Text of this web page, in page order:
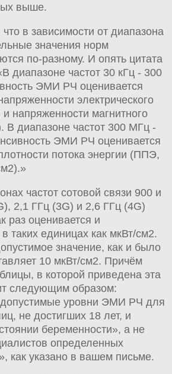
выше.
в зависимости от диапазона
значения норм
по-разному. И опять цитата
диапазоне частот 30 кГц - 300
ЭМИ РЧ оценивается
электрического
напряженности магнитного
В диапазоне частот 300 МГц -
ЭМИ РЧ оценивается
потока энергии (ППЭ,
частот сотовой связи 900 и
2,1 ГГц (3G) и 2,6 ГГц (4G)
раз оценивается и
таких единицах как мкВт/см2.
значение, как и было
10 мкВт/см2. Причём
в которой приведена эта
следующим образом:
уровни ЭМИ РЧ для
не достигших 18 лет, и
беременности», а не
определенных
как указано в вашем письме.